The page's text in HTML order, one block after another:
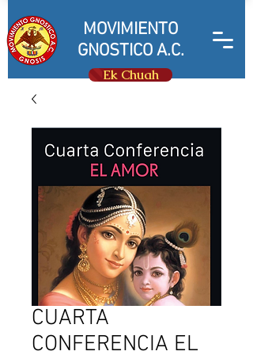
MOVIMIENTO
GNOSTICO A.C.
Ek Chuah
CUARTA
CONFERENCIA EL